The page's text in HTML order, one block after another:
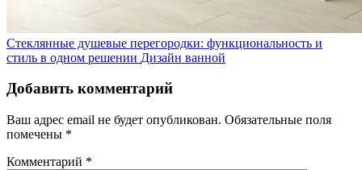
Стеклянные душевые перегородки: функциональность и
стиль в одном решении Дизайн ванной
Добавить комментарий
Ваш адрес email не будет опубликован. Обязательные поля
помечены *
Комментарий *